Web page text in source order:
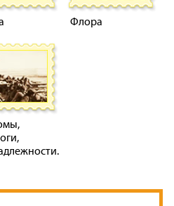
Флора